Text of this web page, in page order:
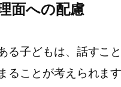
面への配慮
る子どもは、話すこ
ることが考えられま